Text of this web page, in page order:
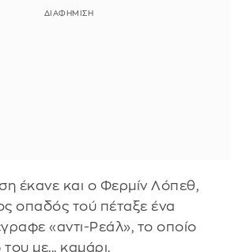
έκανε και ο Φερμίν Λόπεθ,
οπαδός τού πέταξε ένα
«αντι-Ρεάλ», το οποίο
με... καμάρι.